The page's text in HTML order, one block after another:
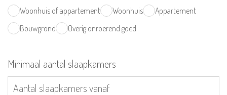
Woonhuis of appartement Woonhuis
Appartement
Bouwgrond
Overig onroerend goed
Minimaal aantal slaapkamers